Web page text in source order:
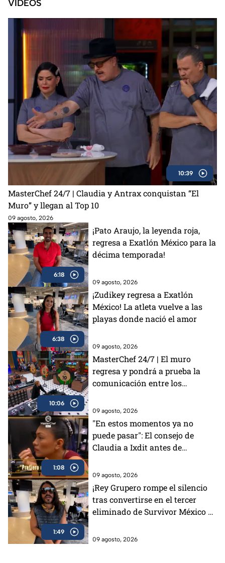
VIDEOS
10:39
MasterChef 24/7 | Claudia y Antrax conquistan “El
Muro” y llegan al Top 10
09 agosto, 2026
6:18
¡Pato Araujo, la leyenda roja,
regresa a Exatlón México para la
décima temporada!
09 agosto, 2026
6:38
¡Zudikey regresa a Exatlón
México! La atleta vuelve a las
playas donde nació el amor
09 agosto, 2026
10:06
MasterChef 24/7 | El muro
regresa y pondrá a prueba la
comunicación entre los
09 agosto, 2026
1:08
"En estos momentos ya no
puede pasar": El consejo de
Claudia a Ixdit antes de
MasterChef 24/7 (VIDEO)
09 agosto, 2026
1:49
¡Rey Grupero rompe el silencio
tras convertirse en el tercer
eliminado de Survivor México La
09 agosto, 2026